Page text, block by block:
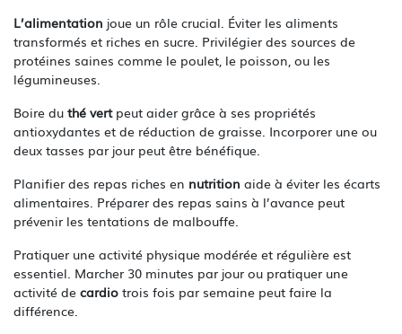
L’alimentation joue un rôle crucial. Éviter les aliments
transformés et riches en sucre. Privilégier des sources de
protéines saines comme le poulet, le poisson, ou les
légumineuses.
Boire du thé vertpeut aider grâce à ses propriétés
antioxydantes et de réduction de graisse. Incorporer une ou
deux tasses par jour peut être bénéfique.
Planifier des repas riches en nutrition aide à éviter les écarts
alimentaires. Préparer des repas sains à l’avance peut
prévenir les tentations de malbouffe.
Pratiquer une activité physique modérée et régulière est
essentiel. Marcher 30 minutes par jour ou pratiquer une
activité de cardio trois fois par semaine peut faire la
différence.